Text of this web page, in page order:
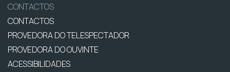
CONTACTOS
CONTACTOS
PROVEDORA DO TELESPECTADOR
PROVEDORA DO OUVINTE
ACESSIBILIDADES